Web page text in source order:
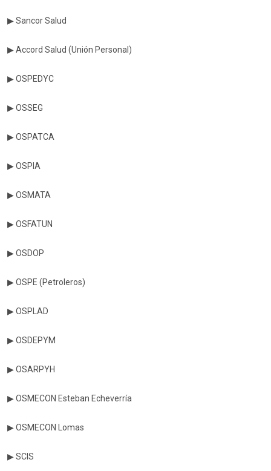
▶ Sancor Salud
▶ Accord Salud (Unión Personal)
▶ OSPEDYC
▶ OSSEG
▶ OSPATCA
▶ OSPIA
▶ OSMATA
▶ OSFATUN
▶ OSDOP
▶ OSPE (Petroleros)
▶ OSPLAD
▶ OSDEPYM
▶ OSARPYH
▶ OSMECON Esteban Echeverría
▶ OSMECON Lomas
▶ SCIS